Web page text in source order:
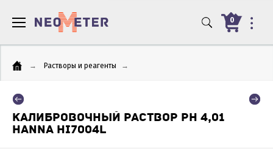
0
→ Растворы и реагенты →
КАЛИБРОВОЧНЫЙ РАСТВОР PH 4,01
HANNA HI7004L